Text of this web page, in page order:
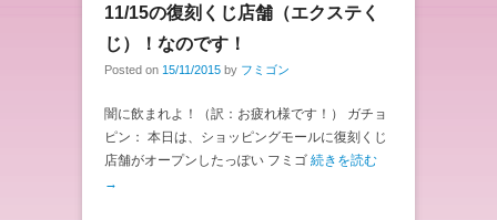
11/15の復刻くじ店舗（エクステく
じ）！なのです！
Posted on 15/11/2015 by フミゴン
闇に飲まれよ！（訳：お疲れ様です！） ガチョ
ピン： 本日は、ショッピングモールに復刻くじ
店舗がオープンしたっぽい フミゴ 続きを読む
→